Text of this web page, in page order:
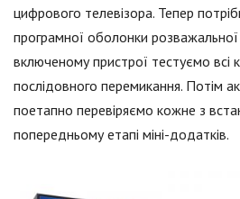
цифрового телевізора. Тепер
програмної оболонки
включеному пристрої тестуємо всі
послідовного перемикання. Потім
поетапно перевіряємо кожне з
попередньому етапі міні-додатків.